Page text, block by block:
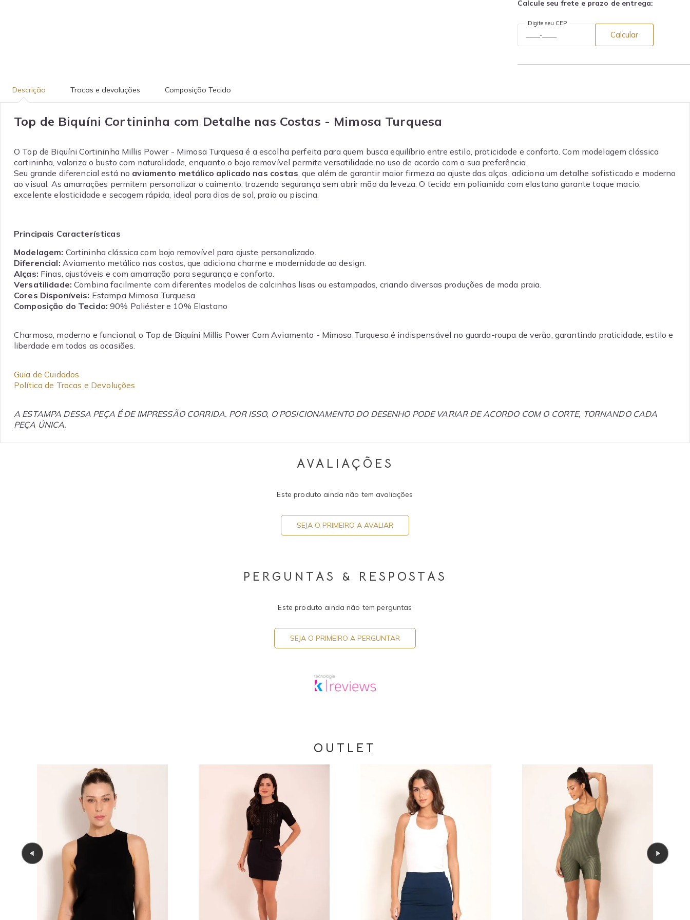
Calcule seu frete e prazo de entrega:
Digite seu CEP
Calcular
Descrição Trocas e devoluções Composição Tecido
Top de Biquíni Cortininha com Detalhe nas Costas - Mimosa Turquesa
O Top de Biquíni Cortininha Millis Power - Mimosa Turquesa é a escolha perfeita para quem busca equilíbrio entre estilo, praticidade e conforto. Com modelagem clássica
cortininha, valoriza o busto com naturalidade, enquanto o bojo removível permite versatilidade no uso de acordo com a sua preferência.
Seu grande diferencial está no aviamento metálico aplicado nas costas , que além de garantir maior firmeza ao ajuste das alças, adiciona um detalhe sofisticado e moderno
ao visual. As amarrações permitem personalizar o caimento, trazendo segurança sem abrir mão da leveza. O tecido em poliamida com elastano garante toque macio,
excelente elasticidade e secagem rápida, ideal para dias de sol, praia ou piscina.
Principais Características
Modelagem: Cortininha clássica com bojo removível para ajuste personalizado.
Diferencial: Aviamento metálico nas costas, que adiciona charme e modernidade ao design.
Alças: Finas, ajustáveis e com amarração para segurança e conforto.
Versatilidade: Combina facilmente com diferentes modelos de calcinhas lisas ou estampadas, criando diversas produções de moda praia.
Cores Disponíveis: Estampa Mimosa Turquesa.
Composição do Tecido: 90% Poliéster e 10% Elastano
Charmoso, moderno e funcional, o Top de Biquíni Millis Power Com Aviamento - Mimosa Turquesa é indispensável no guarda-roupa de verão, garantindo praticidade, estilo e
liberdade em todas as ocasiões.
Guia de Cuidados
Política de Trocas e Devoluções
A ESTAMPA DESSA PEÇA É DE IMPRESSÃO CORRIDA. POR ISSO, O POSICIONAMENTO DO DESENHO PODE VARIAR DE ACORDO COM O CORTE, TORNANDO CADA
PEÇA ÚNICA.
AVALIAÇÕES
Este produto ainda não tem avaliações
SEJA O PRIMEIRO A AVALIAR
PERGUNTAS & RESPOSTAS
Este produto ainda não tem perguntas
SEJA O PRIMEIRO A PERGUNTAR
OUTLET